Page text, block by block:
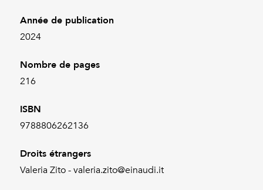
Année de publication
2024
Nombre de pages
216
ISBN
9788806262136
Droits étrangers
Valeria Zito - valeria.zito@einaudi.it